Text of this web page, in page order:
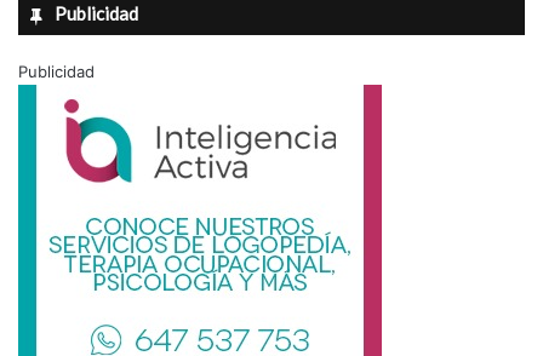
Publicidad
Publicidad